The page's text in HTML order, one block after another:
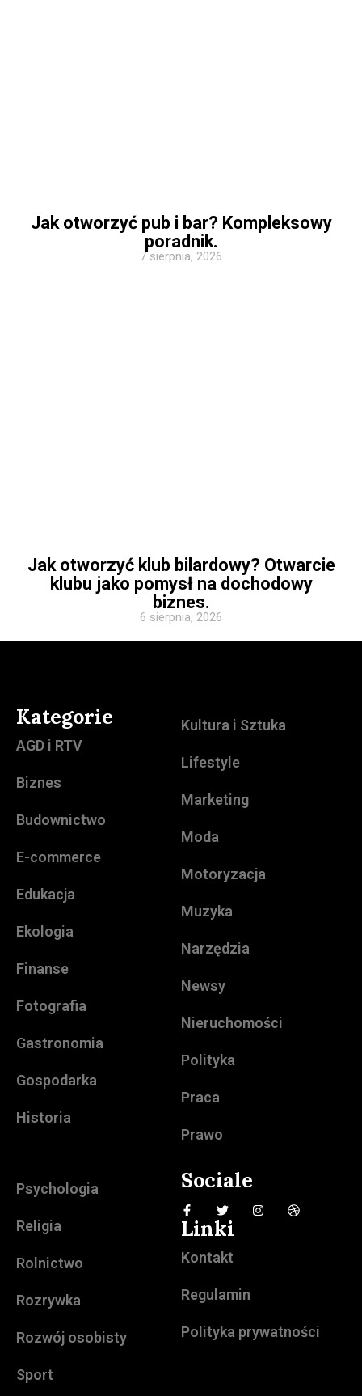
Jak otworzyć pub i bar? Kompleksowy
poradnik.
7 sierpnia, 2026
Jak otworzyć klub bilardowy? Otwarcie
klubu jako pomysł na dochodowy
biznes.
6 sierpnia, 2026
Kategorie
AGD i RTV
Biznes
Budownictwo
E-commerce
Edukacja
Ekologia
Finanse
Fotografia
Gastronomia
Gospodarka
Historia
Kultura i Sztuka
Lifestyle
Marketing
Moda
Motoryzacja
Muzyka
Narzędzia
Newsy
Nieruchomości
Polityka
Praca
Prawo
Psychologia
Religia
Rolnictwo
Rozrywka
Rozwój osobisty
Sport
Sociale
Linki
Kontakt
Regulamin
Polityka prywatności